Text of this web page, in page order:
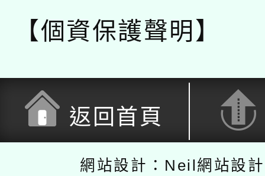
【個資保護聲明】
返回首頁
網站設計：Neil網站設